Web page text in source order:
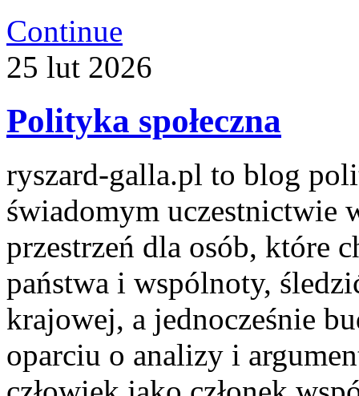
Continue
25 lut 2026
Polityka społeczna
ryszard-galla.pl to blog
świadomym uczestnictwie
przestrzeń dla osób, które
państwa i wspólnoty,
krajowej, a jednocześnie
oparciu o analizy i